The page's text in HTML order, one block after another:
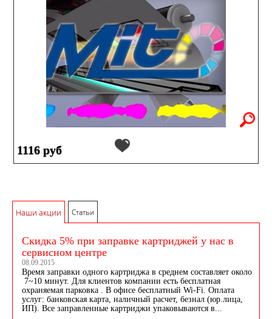
1116 руб
Наши акции
Скидка 5% при заправке картриджей у нас в
сервисном центре
08.09.2015
Время заправки одного картриджа в среднем составляет около
7~10 минут. Для клиентов компании есть бесплатная
охраняемая парковка . В офисе бесплатный Wi-Fi. Оплата
услуг: банковская карта, наличный расчет, безнал (юр.лица,
ИП). Все заправленные картриджи упаковываются в...
Статьи